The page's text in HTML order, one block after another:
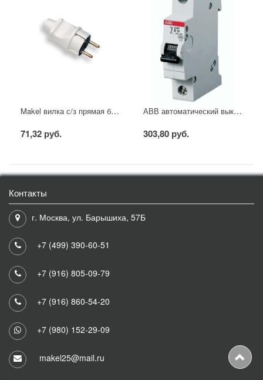
Makel вилка с/з прямая белая
71,32 руб.
АВВ автоматический выключатель SH201 - C16
303,80 руб.
Контакты
г. Москва, ул. Барышиха, 57Б
+7 (499) 390-60-51
+7 (916) 805-09-79
+7 (916) 860-54-20
+7 (980) 152-29-09
makel25@mail.ru